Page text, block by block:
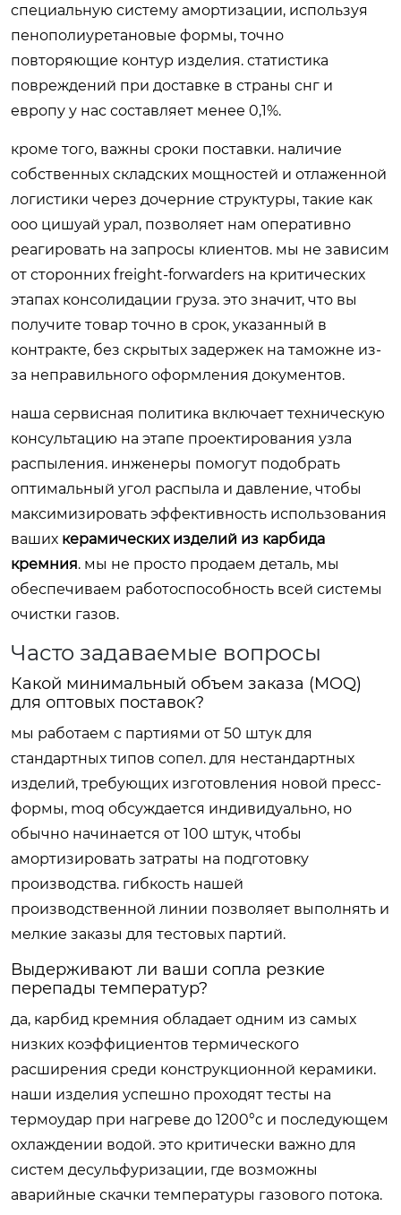
специальную систему амортизации, используя
пенополиуретановые формы, точно
повторяющие контур изделия. статистика
повреждений при доставке в страны снг и
европу у нас составляет менее 0,1%.
кроме того, важны сроки поставки. наличие
собственных складских мощностей и отлаженной
логистики через дочерние структуры, такие как
ооо цишуай урал, позволяет нам оперативно
реагировать на запросы клиентов. мы не зависим
от сторонних freight-forwarders на критических
этапах консолидации груза. это значит, что вы
получите товар точно в срок, указанный в
контракте, без скрытых задержек на таможне из-
за неправильного оформления документов.
наша сервисная политика включает техническую
консультацию на этапе проектирования узла
распыления. инженеры помогут подобрать
оптимальный угол распыла и давление, чтобы
максимизировать эффективность использования
ваших керамических изделий из карбида
кремния. мы не просто продаем деталь, мы
обеспечиваем работоспособность всей системы
очистки газов.
Часто задаваемые вопросы
Какой минимальный объем заказа (MOQ)
для оптовых поставок?
мы работаем с партиями от 50 штук для
стандартных типов сопел. для нестандартных
изделий, требующих изготовления новой пресс-
формы, moq обсуждается индивидуально, но
обычно начинается от 100 штук, чтобы
амортизировать затраты на подготовку
производства. гибкость нашей
производственной линии позволяет выполнять и
мелкие заказы для тестовых партий.
Выдерживают ли ваши сопла резкие
перепады температур?
да, карбид кремния обладает одним из самых
низких коэффициентов термического
расширения среди конструкционной керамики.
наши изделия успешно проходят тесты на
термоудар при нагреве до 1200°c и последующем
охлаждении водой. это критически важно для
систем десульфуризации, где возможны
аварийные скачки температуры газового потока.